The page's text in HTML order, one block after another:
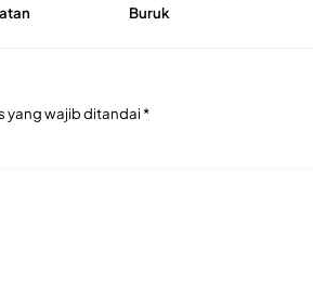
Buruk
yang wajib ditandai*